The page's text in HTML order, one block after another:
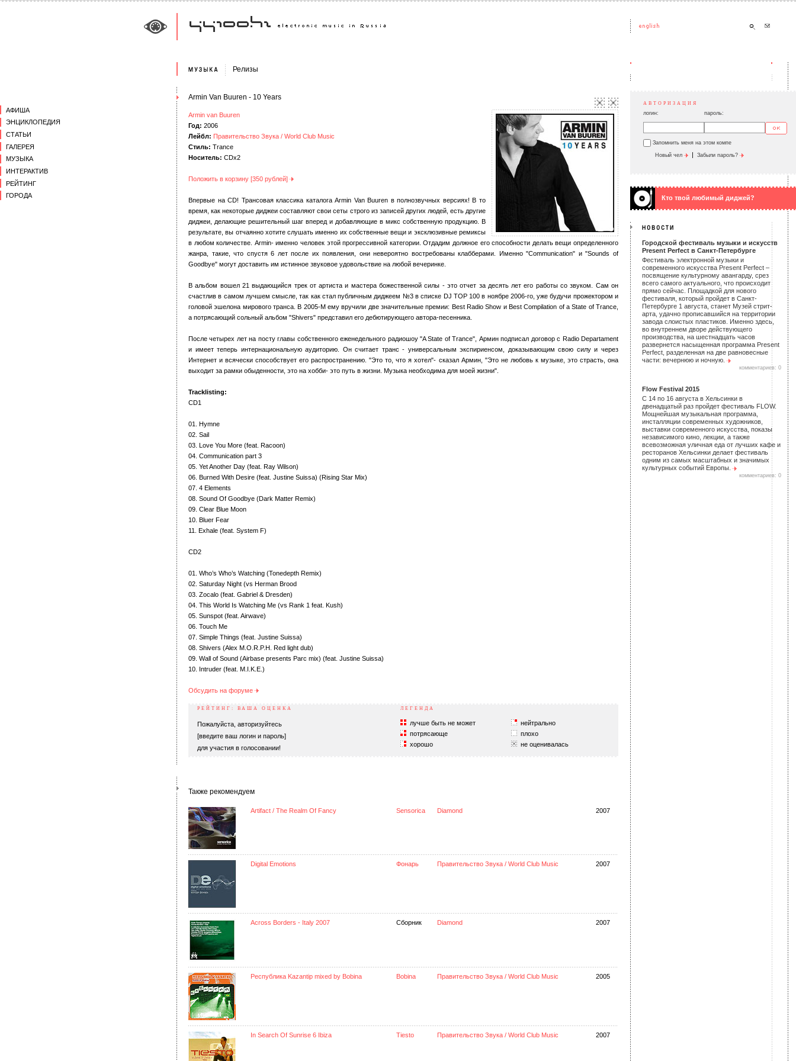
АФИША
ЭНЦИКЛОПЕДИЯ
СТАТЬИ
ГАЛЕРЕЯ
МУЗЫКА
ИНТЕРАКТИВ
РЕЙТИНГ
ГОРОДА
Релизы
Armin Van Buuren - 10 Years
Armin van Buuren
Год: 2006
Лейбл: Правительство Звука / World Club Music
Стиль: Trance
Носитель: CDx2
Положить в корзину [350 рублей]
Впервые на CD! Трансовая классика каталога Armin Van Buuren в полнозвучных версиях! В то
время, как некоторые диджеи составляют свои сеты строго из записей других людей, есть другие
диджеи, делающие решительный шаг вперед и добавляющие в микс собственную продукцию. В
результате, вы отчаянно хотите слушать именно их собственные вещи и эксклюзивные ремиксы
в любом количестве. Armin- именно человек этой прогрессивной категории. Отдадим должное его способности делать вещи определенного
жанра, такие, что спустя 6 лет после их появления, они невероятно востребованы клабберами. Именно "Communication" и "Sounds of
Goodbye" могут доставить им истинное звуковое удовольствие на любой вечеринке.
В альбом вошел 21 выдающийся трек от артиста и мастера божественной силы - это отчет за десять лет его работы со звуком. Сам он
счастлив в самом лучшем смысле, так как стал публичным диджеем №3 в списке DJ TOP 100 в ноябре 2006-го, уже будучи прожектором и
головой эшелона мирового транса. В 2005-М ему вручили две значительные премии: Best Radio Show и Best Compilation of a State of Trance,
а потрясающий сольный альбом "Shivers" представил его дебютирующего автора-песенника.
После четырех лет на посту главы собственного еженедельного радиошоу "A State of Trance", Армин подписал договор с Radio Departament
и имеет теперь интернациональную аудиторию. Он считает транс - универсальным экспириенсом, доказывающим свою силу и через
Интернет и всячески способствует его распространению. "Это то, что я хотел"- сказал Армин, "Это не любовь к музыке, это страсть, она
выходит за рамки обыденности, это на хобби- это путь в жизни. Музыка необходима для моей жизни".
Tracklisting:
CD1
01. Hymne
02. Sail
03. Love You More (feat. Racoon)
04. Communication part 3
05. Yet Another Day (feat. Ray Wilson)
06. Burned With Desire (feat. Justine Suissa) (Rising Star Mix)
07. 4 Elements
08. Sound Of Goodbye (Dark Matter Remix)
09. Clear Blue Moon
10. Bluer Fear
11. Exhale (feat. System F)
CD2
01. Who’s Who’s Watching (Tonedepth Remix)
02. Saturday Night (vs Herman Brood
03. Zocalo (feat. Gabriel & Dresden)
04. This World Is Watching Me (vs Rank 1 feat. Kush)
05. Sunspot (feat. Airwave)
06. Touch Me
07. Simple Things (feat. Justine Suissa)
08. Shivers (Alex M.O.R.P.H. Red light dub)
09. Wall of Sound (Airbase presents Parc mix) (feat. Justine Suissa)
10. Intruder (feat. M.I.K.E.)
Обсудить на форуме
РЕЙТИНГ: ВАША ОЦЕНКА
Пожалуйста, авторизуйтесь
[введите ваш логин и пароль]
для участия в голосовании!
ЛЕГЕНДА
лучше быть не может
потрясающе
хорошо
нейтрально
плохо
не оценивалась
Также рекомендуем
Artifact / The Realm Of Fancy Sensorica Diamond 2007
Digital Emotions Фонарь Правительство Звука / World Club Music 2007
Across Borders - Italy 2007 Сборник Diamond 2007
Республика Kazantip mixed by Bobina Bobina Правительство Звука / World Club Music 2005
In Search Of Sunrise 6 Ibiza Tiesto Правительство Звука / World Club Music 2007
АВТОРИЗАЦИЯ
логин: пароль:
Запомнить меня на этом компе
Новый чел | Забыли пароль?
Кто твой любимый диджей?
Городской фестиваль музыки и искусств
Present Perfect в Санкт-Петербурге
Фестиваль электронной музыки и
современного искусства Present Perfect –
посвящение культурному авангарду, срез
всего самого актуального, что происходит
прямо сейчас. Площадкой для нового
фестиваля, который пройдет в Санкт-
Петербурге 1 августа, станет Музей стрит-
арта, удачно прописавшийся на территории
завода слоистых пластиков. Именно здесь,
во внутреннем дворе действующего
производства, на шестнадцать часов
развернется насыщенная программа Present
Perfect, разделенная на две равновесные
части: вечернюю и ночную.
комментариев: 0
Flow Festival 2015
С 14 по 16 августа в Хельсинки в
двенадцатый раз пройдет фестиваль FLOW.
Мощнейшая музыкальная программа,
инсталляции современных художников,
выставки современного искусства, показы
независимого кино, лекции, а также
всевозможная уличная еда от лучших кафе и
ресторанов Хельсинки делает фестиваль
одним из самых масштабных и значимых
культурных событий Европы.
комментариев: 0